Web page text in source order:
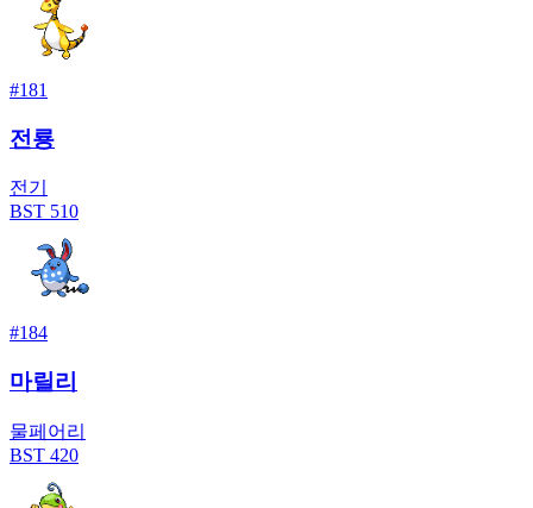
#181
전룡
전기
BST 510
#184
마릴리
물페어리
BST 420